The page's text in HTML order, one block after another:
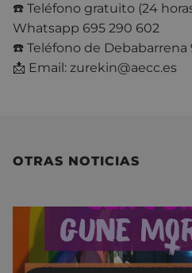
☎️ Teléfono gratuito (24
Whatsapp 695 290 602
☎️ Teléfono de Debabarrena
📩 Email: zurekin@aecc.es
OTRAS NOTICIAS